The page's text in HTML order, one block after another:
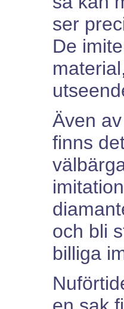
ser
De
Även
finns
och bli
billiga